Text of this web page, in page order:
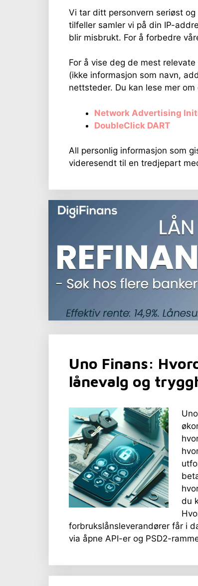
Vi tar ditt personvern seriøst
tilfeller samler vi på din IP-
blir misbrukt. For å forbedre
For å vise deg de mest
(ikke informasjon som navn,
nettsteder. Du kan lese mer
Network Advertising
DoubleClick DART
All personlig informasjon som
videresendt til en tredjepart
Uno Finans:
lånevalg og
du
forbrukslånsleverandører får i
via åpne API-er og PSD2-